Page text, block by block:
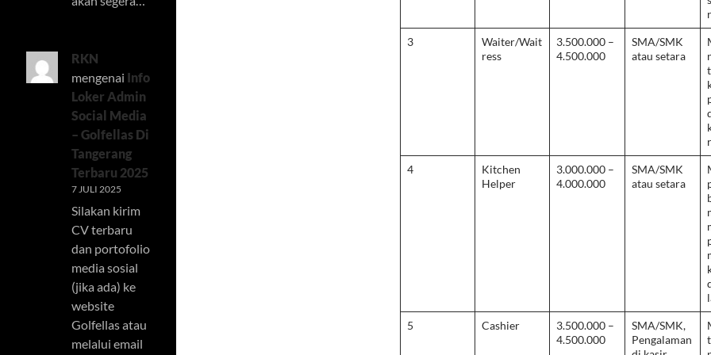
3
Waiter/Wait
ress
3.500.000 –
4.500.000
SMA/SMK
atau setara
4
Kitchen
Helper
3.000.000 –
4.000.000
SMA/SMK
atau setara
5 Cashier
3.500.000 –
4.500.000
SMA/SMK,
Pengalaman
RKN
mengenai Info
Loker Admin
Social Media
– Golfellas Di
Tangerang
Terbaru 2025
7 JULI 2025
Silakan kirim
CV terbaru
dan portofolio
media sosial
(jika ada) ke
website
Golfellas atau
melalui email